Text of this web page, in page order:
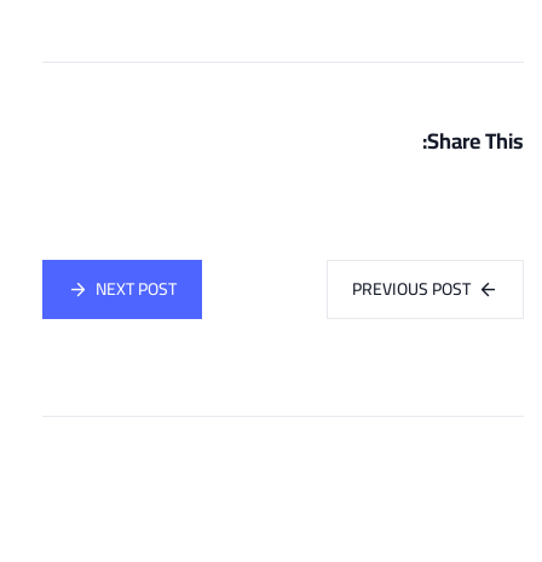
Share This:
PREVIOUS POST
NEXT POST